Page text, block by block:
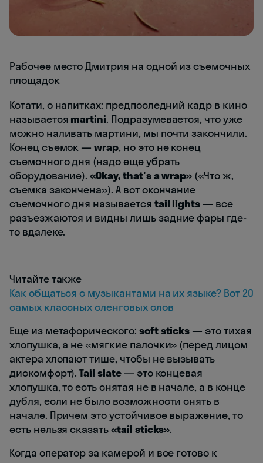
Рабочее место Дмитрия на одной из съемочных
площадок
Кстати, о напитках: предпоследний кадр в кино
называется martini. Подразумевается, что уже
можно наливать мартини, мы почти закончили.
Конец съемок —wrap, но это не конец
съемочного дня (надо еще убрать
оборудование).«Okay, that's a wrap» («Что ж,
съемка закончена»). А вот окончание
съемочного дня называется tail lights — все
разъезжаются и видны лишь задние фары где-
то вдалеке.
Читайте также
Как общаться с музыкантами на их языке? Вот 20
самых классных сленговых слов
Еще из метафорического: soft sticks — это тихая
хлопушка, а не «мягкие палочки» (перед лицом
актера хлопают тише, чтобы не вызывать
дискомфорт).Tail slate— это концевая
хлопушка, то есть снятая не в начале, а в конце
дубля, если не было возможности снять в
начале. Причем это устойчивое выражение, то
есть нельзя сказать«tail sticks».
Когда оператор за камерой и все готово к